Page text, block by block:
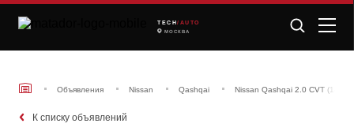
TECH /AUTO
МОСКВА
Объявления Nissan Qashqai Nissan Qashqai 2.0 CVT (144
К списку объявлений